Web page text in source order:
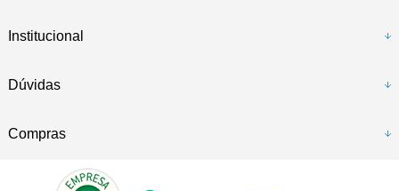
Institucional
Dúvidas
Compras